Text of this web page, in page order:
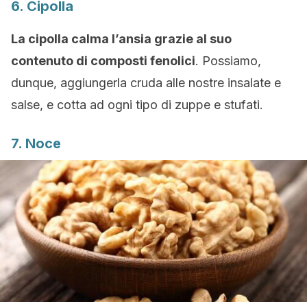
6. Cipolla
La cipolla calma l’ansia grazie al suo
contenuto di composti fenolici. Possiamo,
dunque, aggiungerla cruda alle nostre insalate e
salse, e cotta ad ogni tipo di zuppe e stufati.
7. Noce